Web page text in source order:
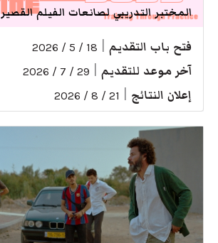
المختبر التدريبي لصانعات الفيلم القصير
فتح باب التقديم 18 / 5 / 2026
آخر موعد للتقديم 29 / 7 / 2026
إعلان النتائج 21 / 8 / 2026